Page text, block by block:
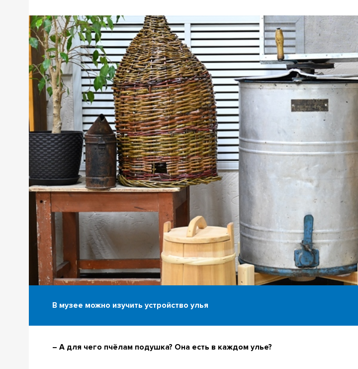
В музее можно изучить устройство улья
– А для чего пчёлам подушка? Она есть в каждом улье?